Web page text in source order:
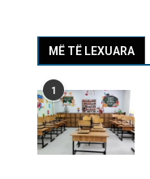
MË TË LEXUARA
1